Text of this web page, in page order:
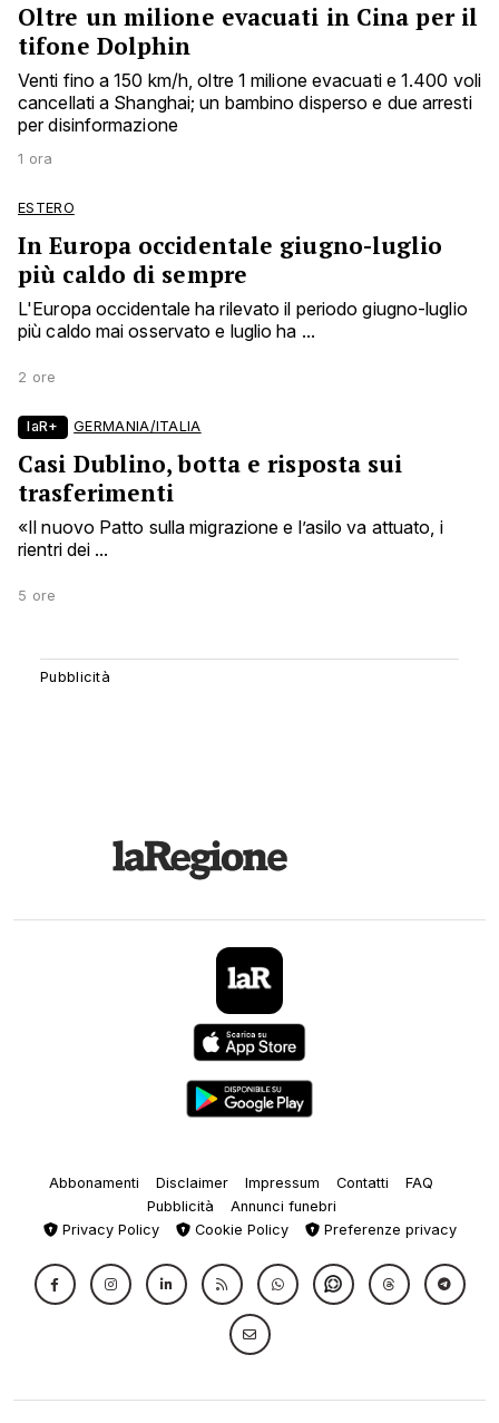
Oltre un milione evacuati in Cina per il
tifone Dolphin
Venti fino a 150 km/h, oltre 1 milione evacuati e 1.400 voli
cancellati a Shanghai; un bambino disperso e due arresti
per disinformazione
1 ora
ESTERO
In Europa occidentale giugno-luglio
più caldo di sempre
L'Europa occidentale ha rilevato il periodo giugno-luglio
più caldo mai osservato e luglio ha ...
2 ore
laR+ GERMANIA/ITALIA
Casi Dublino, botta e risposta sui
trasferimenti
«Il nuovo Patto sulla migrazione e l’asilo va attuato, i
rientri dei ...
5 ore
Abbonamenti Disclaimer Impressum Contatti
FAQ
Pubblicità
Annunci funebri
Privacy Policy
Cookie Policy Preferenze privacy